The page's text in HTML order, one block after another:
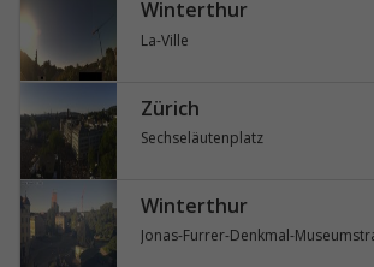
Winterthur
La-Ville
Zürich
Sechseläutenplatz
Winterthur
Jonas-Furrer-Denkmal-